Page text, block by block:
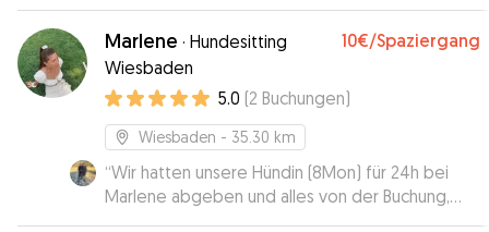
Marlene · Hundesitting
Wiesbaden
10€/Spaziergang
5.0 (2 Buchungen)
Wiesbaden - 35.30 km
“Wir hatten unsere Hündin (8Mon) für 24h bei
Marlene abgeben und alles von der Buchung,
der Kommunikation bis zur eigentlichen